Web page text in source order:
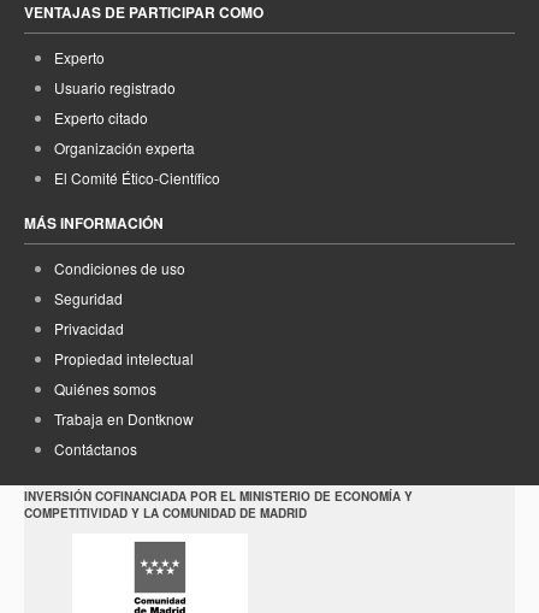
VENTAJAS DE PARTICIPAR COMO
Experto
Usuario registrado
Experto citado
Organización experta
El Comité Ético-Científico
MÁS INFORMACIÓN
Condiciones de uso
Seguridad
Privacidad
Propiedad intelectual
Quiénes somos
Trabaja en Dontknow
Contáctanos
INVERSIÓN COFINANCIADA POR EL MINISTERIO DE ECONOMÍA Y
COMPETITIVIDAD Y LA COMUNIDAD DE MADRID